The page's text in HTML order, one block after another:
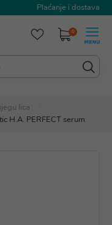
Plaćanje i dostava
0
lica
H.A. PERFECT serum